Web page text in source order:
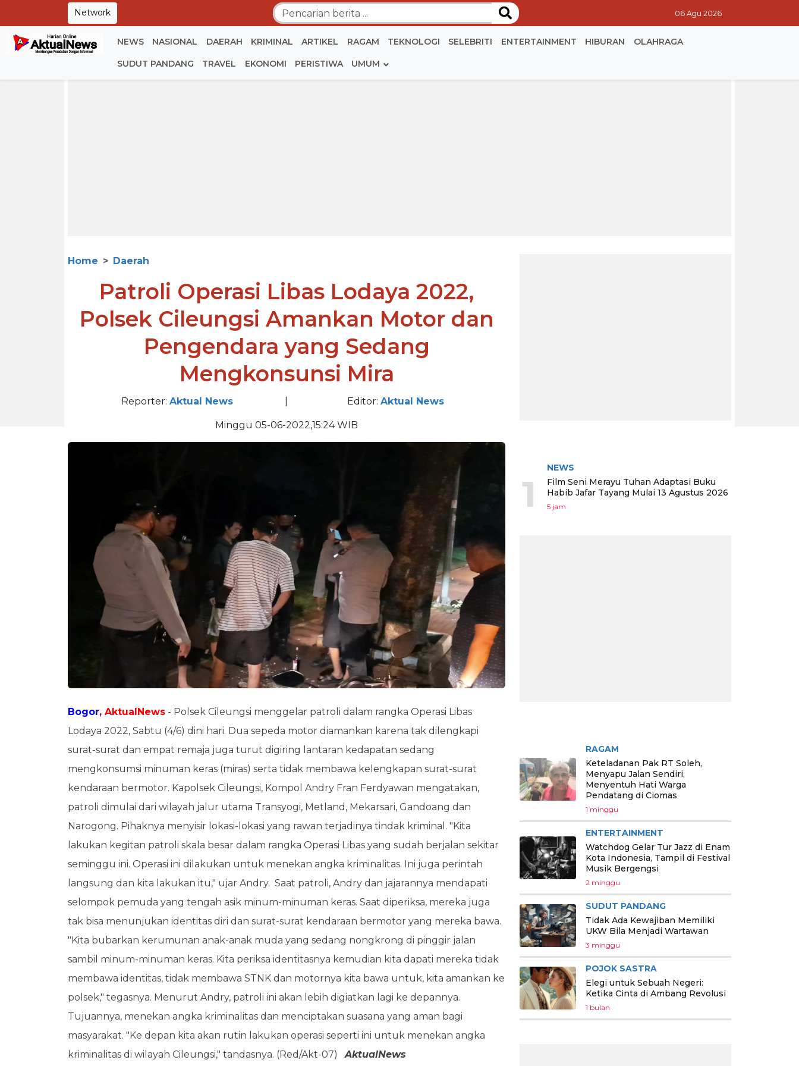
Network 06 Agu 2026
NEWS NASIONAL DAERAH KRIMINAL ARTIKEL RAGAM TEKNOLOGI SELEBRITI ENTERTAINMENT HIBURAN OLAHRAGA
SUDUT PANDANG TRAVEL EKONOMI PERISTIWA UMUM
Home Daerah
Patroli Operasi Libas Lodaya 2022,
Polsek Cileungsi Amankan Motor dan
Pengendara yang Sedang
Mengkonsunsi Mira
Reporter: Aktual News Editor:Aktual News
Minggu 05-06-2022,15:24 WIB
Bogor, AktualNews - Polsek Cileungsi menggelar patroli dalam rangka Operasi Libas
Lodaya 2022, Sabtu (4/6) dini hari. Dua sepeda motor diamankan karena tak dilengkapi
surat-surat dan empat remaja juga turut digiring lantaran kedapatan sedang
mengkonsumsi minuman keras (miras) serta tidak membawa kelengkapan surat-surat
kendaraan bermotor. Kapolsek Cileungsi, Kompol Andry Fran Ferdyawan mengatakan,
patroli dimulai dari wilayah jalur utama Transyogi, Metland, Mekarsari, Gandoang dan
Narogong. Pihaknya menyisir lokasi-lokasi yang rawan terjadinya tindak kriminal. "Kita
lakukan kegitan patroli skala besar dalam rangka Operasi Libas yang sudah berjalan sekitar
seminggu ini. Operasi ini dilakukan untuk menekan angka kriminalitas. Ini juga perintah
langsung dan kita lakukan itu," ujar Andry. Saat patroli, Andry dan jajarannya mendapati
selompok pemuda yang tengah asik minum-minuman keras. Saat diperiksa, mereka juga
tak bisa menunjukan identitas diri dan surat-surat kendaraan bermotor yang mereka bawa.
"Kita bubarkan kerumunan anak-anak muda yang sedang nongkrong di pinggir jalan
sambil minum-minuman keras. Kita periksa identitasnya kemudian kita dapati mereka tidak
membawa identitas, tidak membawa STNK dan motornya kita bawa untuk, kita amankan ke
polsek," tegasnya. Menurut Andry, patroli ini akan lebih digiatkan lagi ke depannya.
Tujuannya, menekan angka kriminalitas dan menciptakan suasana yang aman bagi
masyarakat. "Ke depan kita akan rutin lakukan operasi seperti ini untuk menekan angka
kriminalitas di wilayah Cileungsi," tandasnya. (Red/Akt-07)AktualNews
1
NEWS
Film Seni Merayu Tuhan Adaptasi Buku
Habib Jafar Tayang Mulai 13 Agustus 2026
5 jam
RAGAM
Keteladanan Pak RT Soleh,
Menyapu Jalan Sendiri,
Menyentuh Hati Warga
Pendatang di Ciomas
1 minggu
ENTERTAINMENT
Watchdog Gelar Tur Jazz di Enam
Kota Indonesia, Tampil di Festival
Musik Bergengsi
2 minggu
SUDUT PANDANG
Tidak Ada Kewajiban Memiliki
UKW Bila Menjadi Wartawan
3 minggu
POJOK SASTRA
Elegi untuk Sebuah Negeri:
Ketika Cinta di Ambang Revolusi
1 bulan